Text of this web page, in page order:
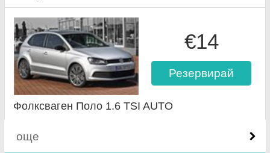
€14
Резервирай
Фолксваген Поло 1.6 TSI AUTO
още